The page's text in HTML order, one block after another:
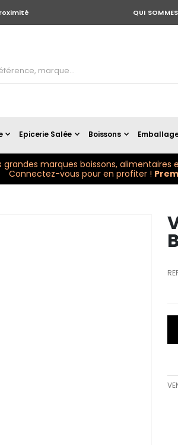
QUI
Epicerie Salée Boissons
grandes marques boissons, alimentaires
Connectez-vous pour en profiter !